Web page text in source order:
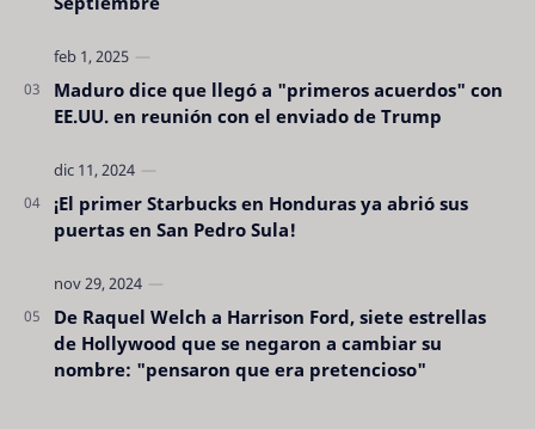
Maduro dice que llegó a "primeros acuerdos" con
EE.UU. en reunión con el enviado de Trump
¡El primer Starbucks en Honduras ya abrió sus
puertas en San Pedro Sula!
De Raquel Welch a Harrison Ford, siete estrellas
de Hollywood que se negaron a cambiar su
nombre: "pensaron que era pretencioso"